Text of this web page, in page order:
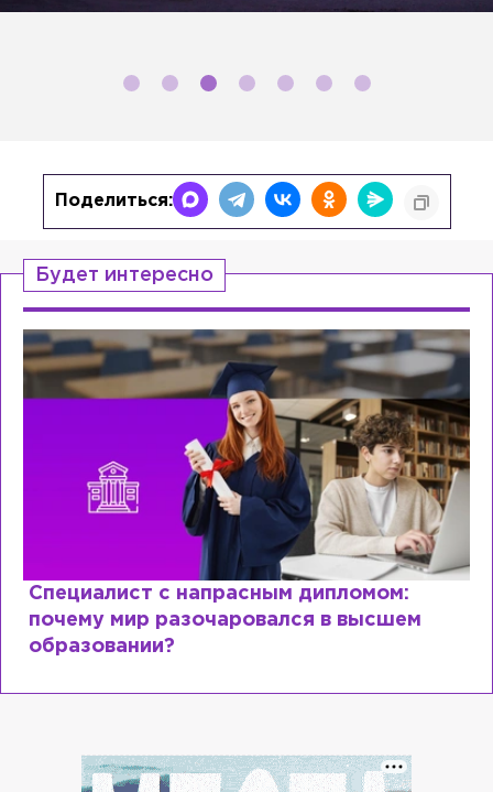
Поделиться:
Будет интересно
Специалист с напрасным дипломом:
почему мир разочаровался в высшем
образовании?